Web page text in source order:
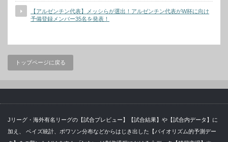
【アルゼンチン代表】メッシらが選出！アルゼンチン代表がW杯に向け
予備登録メンバー35名を発表！
トップページに戻る
Jリーグ・海外有名リーグの【試合プレビュー】【試合結果】や【試合内データ】に
加え、 ベイズ統計、ポワソン分布などからはじき出した【バイオリズム的予測デー